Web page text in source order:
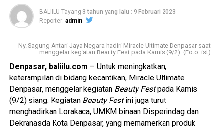
BALIILU Tayang 3 tahun yang lalu : 9 Februari 2023
Reporter: admin
Ny. Sagung Antari Jaya Negara hadiri Miracle Ultimate Denpasar saat
menggelar kegiatan Beauty Fest pada Kamis (9/2). (Foto: ist)
Denpasar, baliilu.com – Untuk meningkatkan,
keterampilan di bidang kecantikan, Miracle Ultimate
Denpasar, menggelar kegiatan Beauty Festpada Kamis
(9/2) siang. Kegiatan Beauty Festini juga turut
menghadirkan Lorakaca, UMKM binaan Disperindag dan
Dekranasda Kota Denpasar, yang memamerkan produk